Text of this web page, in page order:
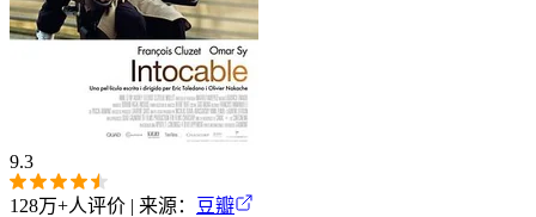
9.3
128万+人评价 | 来源： 豆瓣